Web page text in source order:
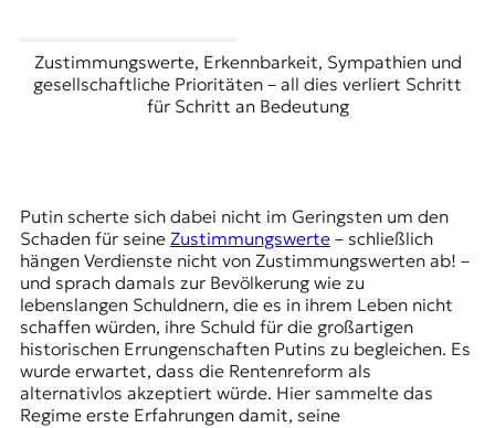
Zustimmungswerte, Erkennbarkeit, Sympathien und
gesellschaftliche Prioritäten – all dies verliert Schritt
für Schritt an Bedeutung
Putin scherte sich dabei nicht im Geringsten um den
Schaden für seine Zustimmungswerte– schließlich
hängen Verdienste nicht von Zustimmungswerten ab! –
und sprach damals zur Bevölkerung wie zu
lebenslangen Schuldnern, die es in ihrem Leben nicht
schaffen würden, ihre Schuld für die großartigen
historischen Errungenschaften Putins zu begleichen. Es
wurde erwartet, dass die Rentenreform als
alternativlos akzeptiert würde. Hier sammelte das
Regime erste Erfahrungen damit, seine